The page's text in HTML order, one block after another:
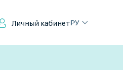
Личный кабинетРУ